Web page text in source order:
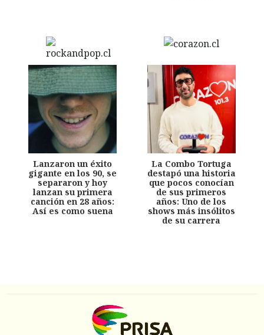
Lanzaron un éxito
gigante en los 90, se
separaron y hoy
lanzan su primera
canción en 28 años:
Así es como suena
La Combo Tortuga
destapó una historia
que pocos conocían
de sus primeros
años: Uno de los
shows más insólitos
de su carrera